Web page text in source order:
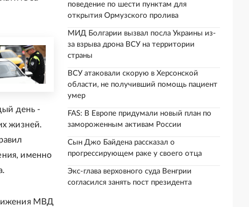
день -
жизней.
именно
МВД
поведение по шести пунктам для
открытия Ормузского пролива
МИД Болгарии вызвал посла Украины из-
за взрыва дрона ВСУ на территории
страны
ВСУ атаковали скорую в Херсонской
области, не получивший помощь пациент
умер
FAS: В Европе придумали новый план по
замороженным активам России
Сын Джо Байдена рассказал о
прогрессирующем раке у своего отца
Экс-глава верховного суда Венгрии
согласился занять пост президента